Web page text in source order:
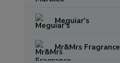
Meguiar's
Mr&Mrs Fragrance